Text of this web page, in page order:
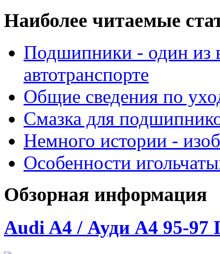
Наиболее читаемые
Подшипники - один из
автотранспорте
Общие сведения по
Смазка для
Немного истории -
Особенности
Обзорная информация
Audi A4 / Ауди А4 95-97